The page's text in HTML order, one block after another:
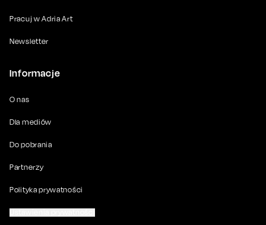
Pracuj w Adria Art
Newsletter
Informacje
O nas
Dla mediów
Do pobrania
Partnerzy
Polityka prywatności